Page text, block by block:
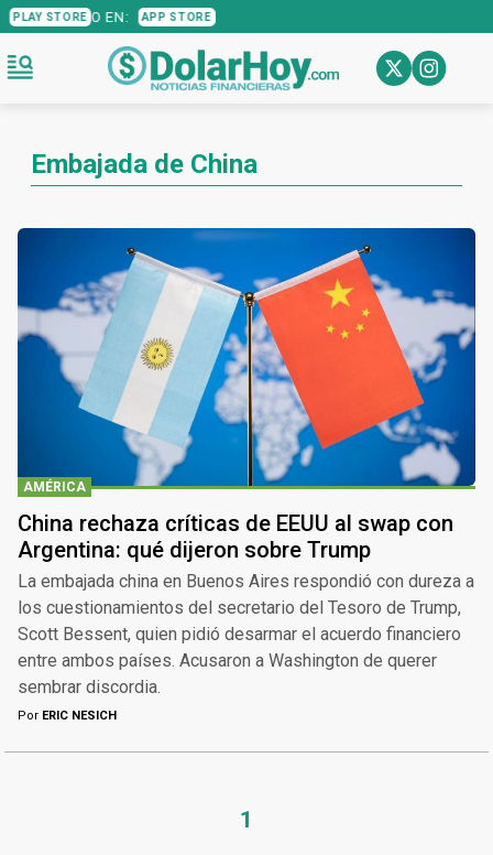
PLAY STORE O EN: APP STORE
Embajada de China
AMÉRICA
China rechaza críticas de EEUU al swap con
Argentina: qué dijeron sobre Trump
La embajada china en Buenos Aires respondió con dureza a
los cuestionamientos del secretario del Tesoro de Trump,
Scott Bessent, quien pidió desarmar el acuerdo financiero
entre ambos países. Acusaron a Washington de querer
sembrar discordia.
Por ERIC NESICH
1